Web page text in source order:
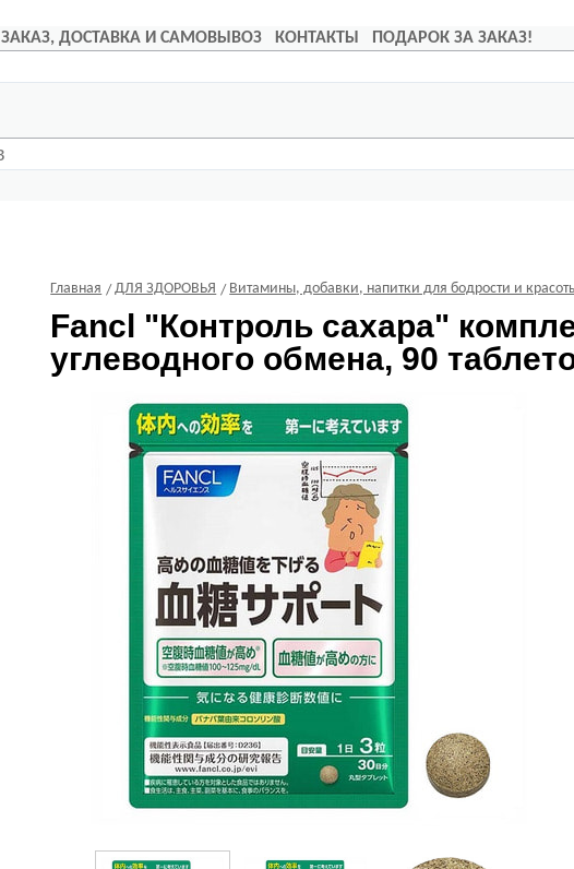
ЗАКАЗ, ДОСТАВКА И САМОВЫВОЗ КОНТАКТЫ ПОДАРОК ЗА ЗАКАЗ!
Главная ДЛЯ ЗДОРОВЬЯ Витамины, добавки, напитки для бодрости и
Fancl "Контроль сахара"
углеводного обмена, 90